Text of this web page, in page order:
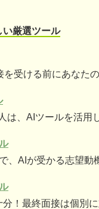
い厳選ツール
受ける前にあなた
は、AIツールを活用
、AIが受かる志望動
！最終面接は個別